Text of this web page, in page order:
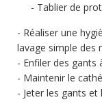
Tablier de
Réaliser une
lavage simple des
Enfiler des gants
Maintenir le
Jeter les gants